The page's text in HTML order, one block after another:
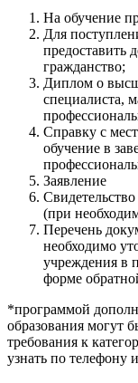
На обучение
Для
предоставить
гражданство;
Диплом о
специалиста,
Справку с
обучение в
Заявление
(при
Перечень
необходимо
учреждения в
форме
*программой
образования могут
требования к
узнать по телефону